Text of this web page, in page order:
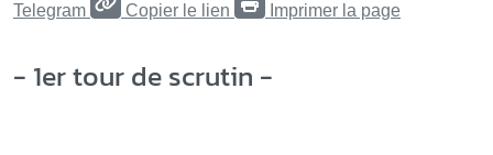
Telegram Copier le lien Imprimer la page
- 1er tour de scrutin -